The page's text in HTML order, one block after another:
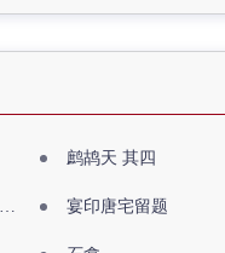
鹧鸪天 其四
宴印唐宅留题